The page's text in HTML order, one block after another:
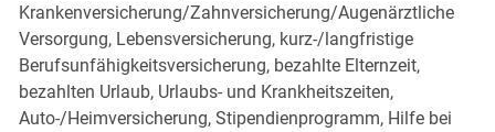
Krankenversicherung/Zahnversicherung/Augenärztliche
Versorgung, Lebensversicherung, kurz-/langfristige
Berufsunfähigkeitsversicherung, bezahlte Elternzeit,
bezahlten Urlaub, Urlaubs- und Krankheitszeiten,
Auto-/Heimversicherung, Stipendienprogramm, Hilfe bei